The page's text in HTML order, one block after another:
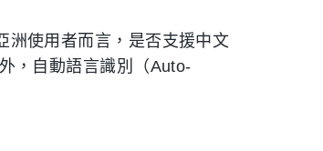
洲使用者而言，是否支援中文
，自動語言識別（Auto-